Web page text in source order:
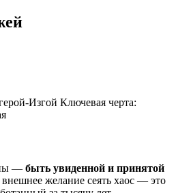
Изгой Ключевая черта:
— быть увиденной и принятой
внешнее желание сеять хаос — это